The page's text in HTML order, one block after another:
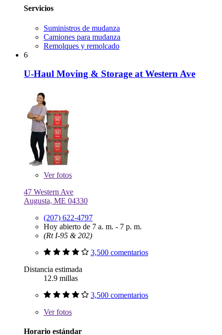
Servicios
Suministros de mudanza
Camiones para mudanza
Remolques y remolcado
6
U-Haul Moving & Storage at Western Ave
Verfotos
47 Western Ave
Augusta, ME 04330
(207) 622-4797
Hoy abierto de 7 a. m. - 7 p. m.
(Rt I-95 & 202)
3,500 comentarios
Distancia estimada
12.9 millas
3,500 comentarios
Verfotos
Horario estándar